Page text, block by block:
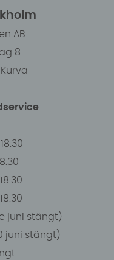
AB
8
juni stängt)
juni stängt)